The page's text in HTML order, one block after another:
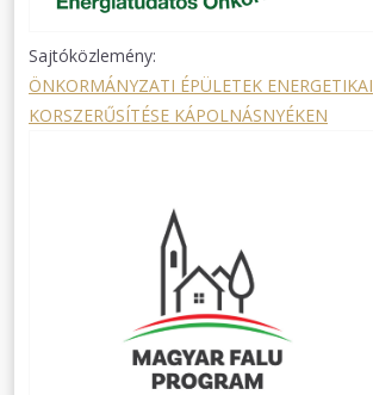
Sajtóközlemény:
ÖNKORMÁNYZATI ÉPÜLETEK ENERGETIKAI
KORSZERŰSÍTÉSE KÁPOLNÁSNYÉKEN